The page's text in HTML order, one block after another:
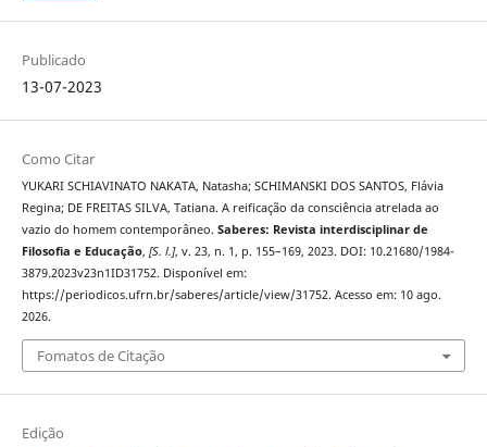
Publicado
13-07-2023
Como Citar
YUKARI SCHIAVINATO NAKATA, Natasha; SCHIMANSKI DOS SANTOS, Flávia
Regina; DE FREITAS SILVA, Tatiana. A reificação da consciência atrelada ao
vazio do homem contemporâneo. Saberes: Revista interdisciplinar de
Filosofia e Educação, [S. l.], v. 23, n. 1, p. 155–169, 2023. DOI: 10.21680/1984-
3879.2023v23n1ID31752. Disponível em:
https://periodicos.ufrn.br/saberes/article/view/31752. Acesso em: 10 ago.
2026.
Fomatos de Citação
Edição